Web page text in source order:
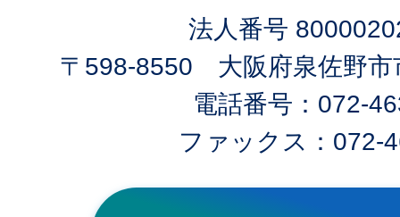
法人番号
〒598-8550 大阪府泉佐野市
電話番号：072-
ファックス：072-